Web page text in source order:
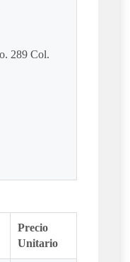
289 Col.
Precio
Unitario